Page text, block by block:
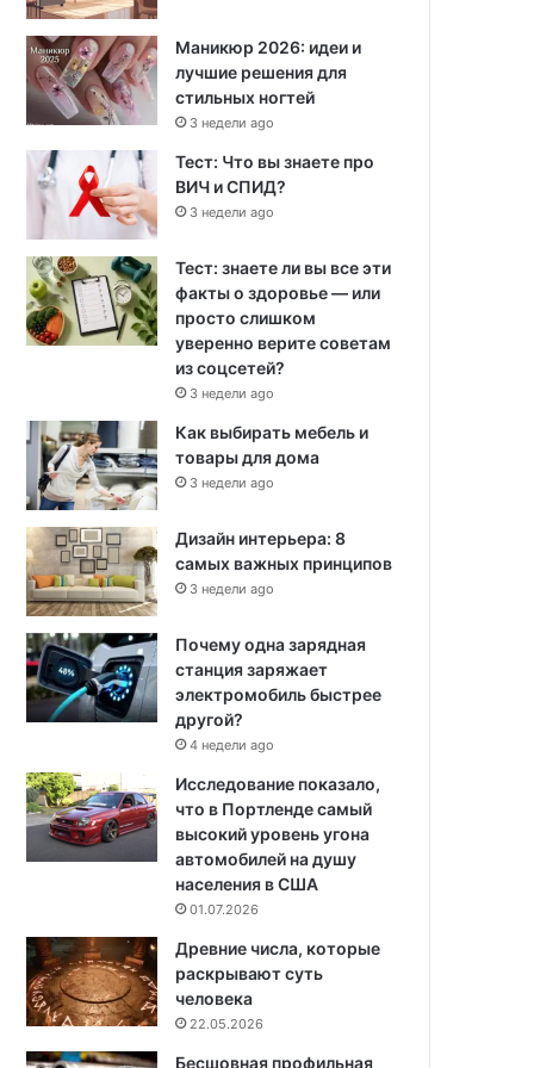
Маникюр 2026: идеи и
лучшие решения для
стильных ногтей
3 недели ago
Тест: Что вы знаете про
ВИЧ и СПИД?
3 недели ago
Тест: знаете ли вы все эти
факты о здоровье — или
просто слишком
уверенно верите советам
из соцсетей?
3 недели ago
Как выбирать мебель и
товары для дома
3 недели ago
Дизайн интерьера: 8
самых важных принципов
3 недели ago
Почему одна зарядная
станция заряжает
электромобиль быстрее
другой?
4 недели ago
Исследование показало,
что в Портленде самый
высокий уровень угона
автомобилей на душу
населения в США
01.07.2026
Древние числа, которые
раскрывают суть
человека
22.05.2026
Бесшовная профильная